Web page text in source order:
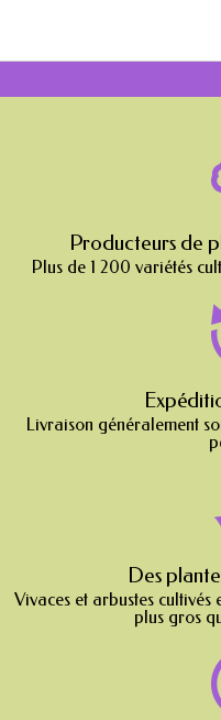
Producteurs de
Plus de 1 200 variétés
Livraison généralement
Des
Vivaces et arbustes
plus gros